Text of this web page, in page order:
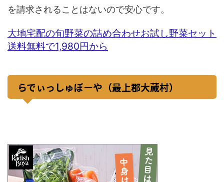
を請求されることはないので安心です。
大地宅配の旬野菜の詰め合わせお試し野菜セット
送料無料で1,980円から
らでぃっしゅぼーや（最上郡大蔵村）